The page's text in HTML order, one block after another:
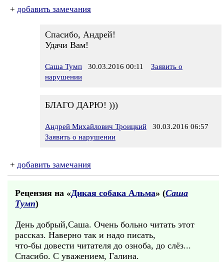
+ добавить замечания
Спасибо, Андрей!
Удачи Вам!
Саша Тумп 30.03.2016 00:11
Заявить о
нарушении
БЛАГО ДАРЮ! )))
Андрей Михайлович Троицкий 30.03.2016 06:57
Заявить о нарушении
+ добавить замечания
Рецензия на «Дикая собака Альма» (Саша
Тумп)
День добрый,Саша. Очень больно читать этот
рассказ. Наверно так и надо писать,
что-бы довести читателя до озноба, до слёз...
Спасибо. С уважением, Галина.